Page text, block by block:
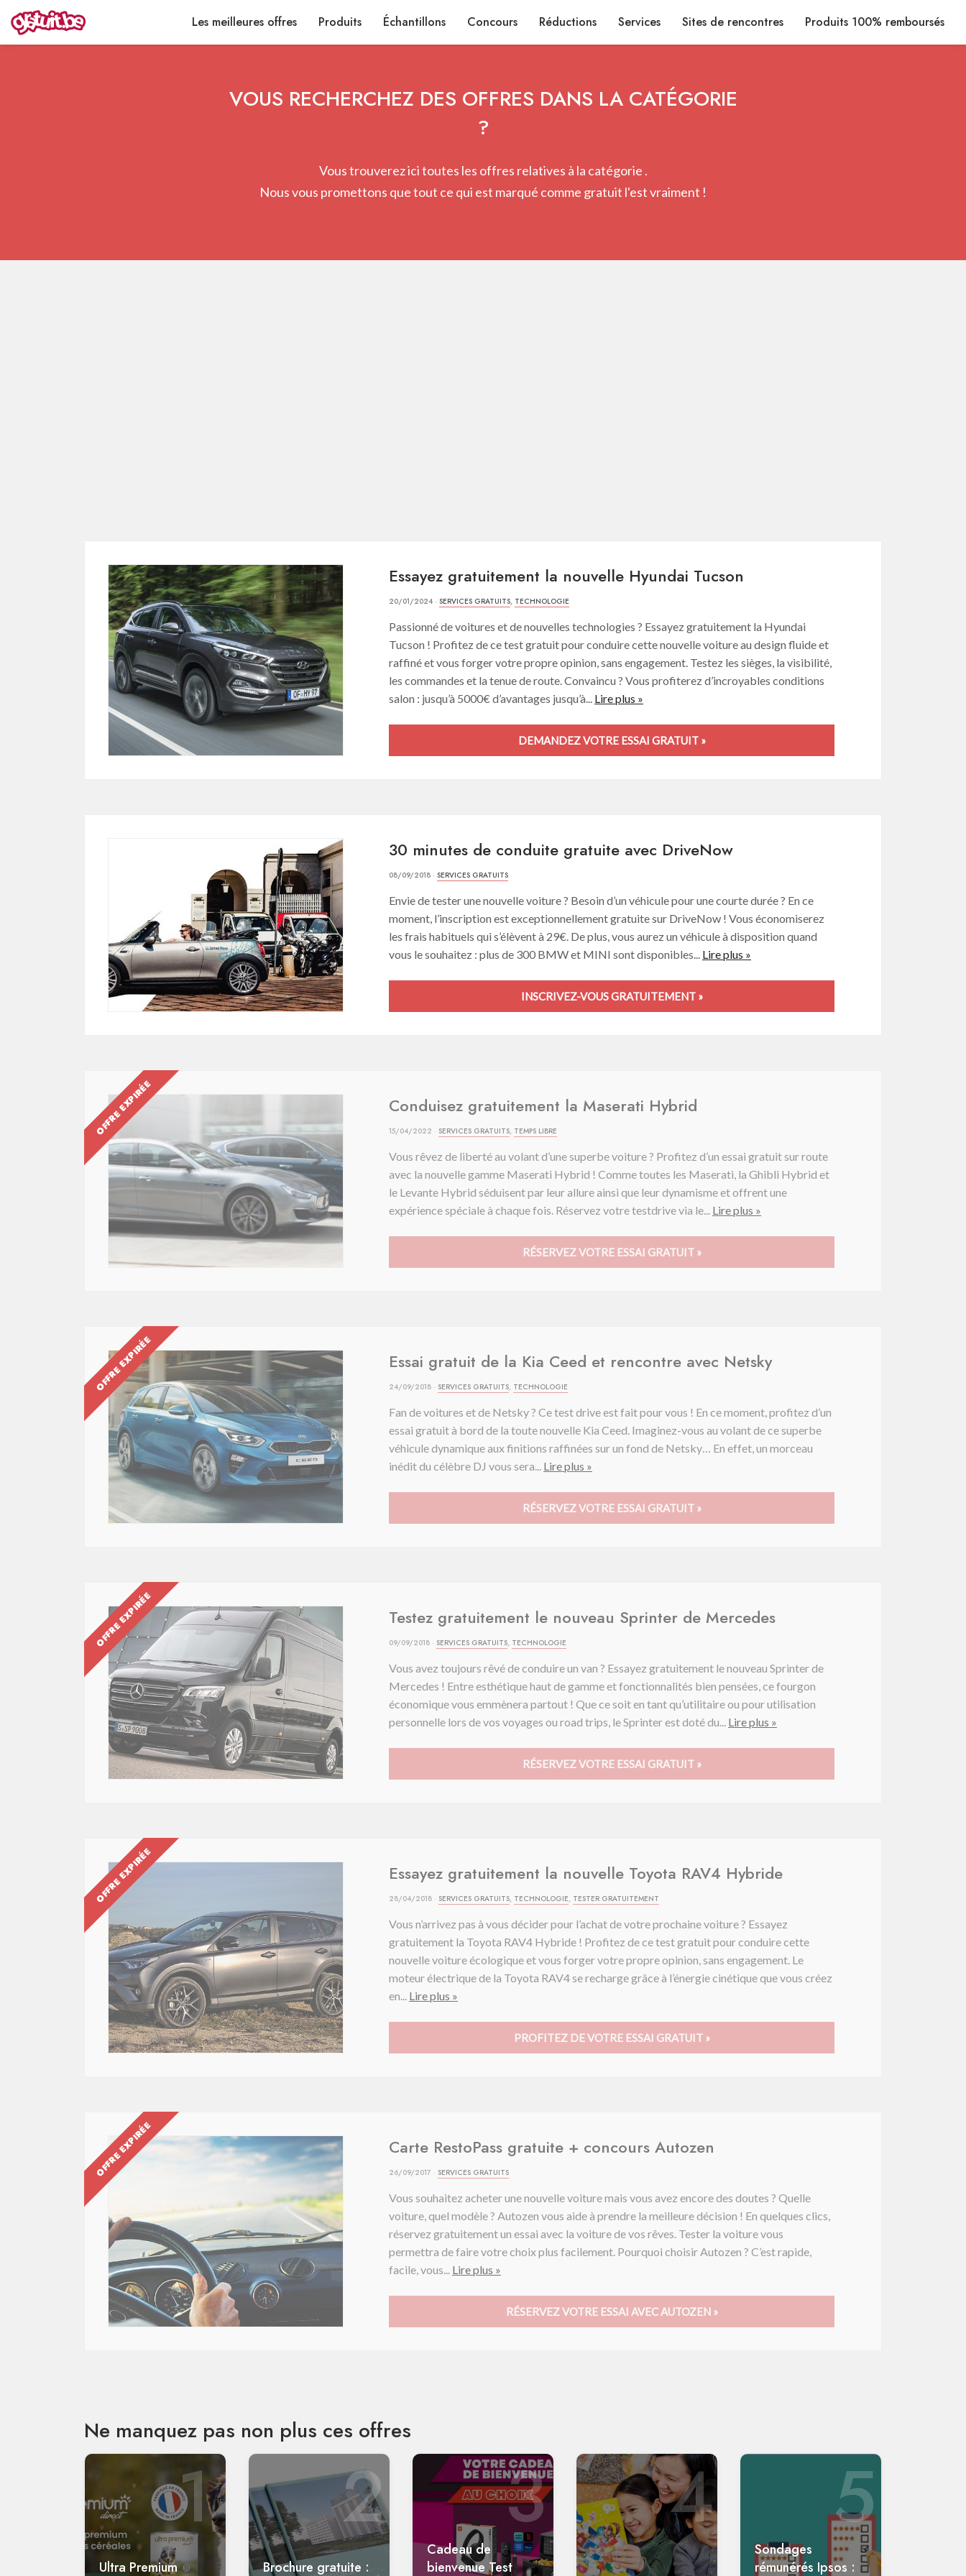
Les meilleures offres Produits Échantillons Concours Réductions Services Sites de rencontres Produits 100% remboursés
VOUS RECHERCHEZ DES OFFRES DANS LA CATÉGORIE
?
Vous trouverez ici toutes les offres relatives à la catégorie .
Nous vous promettons que tout ce qui est marqué comme gratuit l'est vraiment !
Essayez gratuitement la nouvelle Hyundai Tucson
20/01/2024 · SERVICES GRATUITS, TECHNOLOGIE
Passionné de voitures et de nouvelles technologies ? Essayez gratuitement la Hyundai
Tucson ! Profitez de ce test gratuit pour conduire cette nouvelle voiture au design fluide et
raffiné et vous forger votre propre opinion, sans engagement. Testez les sièges, la visibilité,
les commandes et la tenue de route. Convaincu ? Vous profiterez d’incroyables conditions
salon : jusqu’à 5000€ d’avantages jusqu’à... Lire plus »
DEMANDEZ VOTRE ESSAI GRATUIT »
30 minutes de conduite gratuite avec DriveNow
08/09/2018 · SERVICES GRATUITS
Envie de tester une nouvelle voiture ? Besoin d’un véhicule pour une courte durée ? En ce
moment, l’inscription est exceptionnellement gratuite sur DriveNow ! Vous économiserez
les frais habituels qui s’élèvent à 29€. De plus, vous aurez un véhicule à disposition quand
vous le souhaitez : plus de 300 BMW et MINI sont disponibles... Lire plus »
INSCRIVEZ-VOUS GRATUITEMENT »
OFFRE EXPIRÉE Conduisez gratuitement la Maserati Hybrid
15/04/2022 · SERVICES GRATUITS, TEMPS LIBRE
Vous rêvez de liberté au volant d’une superbe voiture ? Profitez d’un essai gratuit sur route
avec la nouvelle gamme Maserati Hybrid ! Comme toutes les Maserati, la Ghibli Hybrid et
le Levante Hybrid séduisent par leur allure ainsi que leur dynamisme et offrent une
expérience spéciale à chaque fois. Réservez votre testdrive via le... Lire plus »
RÉSERVEZ VOTRE ESSAI GRATUIT »
OFFRE EXPIRÉE Essai gratuit de la Kia Ceed et rencontre avec Netsky
24/09/2018 · SERVICES GRATUITS, TECHNOLOGIE
Fan de voitures et de Netsky ? Ce test drive est fait pour vous ! En ce moment, profitez d’un
essai gratuit à bord de la toute nouvelle Kia Ceed. Imaginez-vous au volant de ce superbe
véhicule dynamique aux finitions raffinées sur un fond de Netsky… En effet, un morceau
inédit du célèbre DJ vous sera... Lire plus »
RÉSERVEZ VOTRE ESSAI GRATUIT »
OFFRE EXPIRÉE Testez gratuitement le nouveau Sprinter de Mercedes
09/09/2018 · SERVICES GRATUITS, TECHNOLOGIE
Vous avez toujours rêvé de conduire un van ? Essayez gratuitement le nouveau Sprinter de
Mercedes ! Entre esthétique haut de gamme et fonctionnalités bien pensées, ce fourgon
économique vous emmènera partout ! Que ce soit en tant qu’utilitaire ou pour utilisation
personnelle lors de vos voyages ou road trips, le Sprinter est doté du... Lire plus »
RÉSERVEZ VOTRE ESSAI GRATUIT »
OFFRE EXPIRÉE Essayez gratuitement la nouvelle Toyota RAV4 Hybride
28/04/2018 · SERVICES GRATUITS, TECHNOLOGIE, TESTER GRATUITEMENT
Vous n’arrivez pas à vous décider pour l’achat de votre prochaine voiture ? Essayez
gratuitement la Toyota RAV4 Hybride ! Profitez de ce test gratuit pour conduire cette
nouvelle voiture écologique et vous forger votre propre opinion, sans engagement. Le
moteur électrique de la Toyota RAV4 se recharge grâce à l’énergie cinétique que vous créez
en... Lire plus »
PROFITEZ DE VOTRE ESSAI GRATUIT »
OFFRE EXPIRÉE Carte RestoPass gratuite + concours Autozen
26/09/2017 · SERVICES GRATUITS
Vous souhaitez acheter une nouvelle voiture mais vous avez encore des doutes ? Quelle
voiture, quel modèle ? Autozen vous aide à prendre la meilleure décision ! En quelques clics,
réservez gratuitement un essai avec la voiture de vos rêves. Tester la voiture vous
permettra de faire votre choix plus facilement. Pourquoi choisir Autozen ? C’est rapide,
facile, vous... Lire plus »
RÉSERVEZ VOTRE ESSAI AVEC AUTOZEN »
Ne manquez pas non plus ces offres
1
Ultra Premium
2
Brochure gratuite :
3
Cadeau de
bienvenue Test
4 5
Sondages
rémunérés Ipsos :